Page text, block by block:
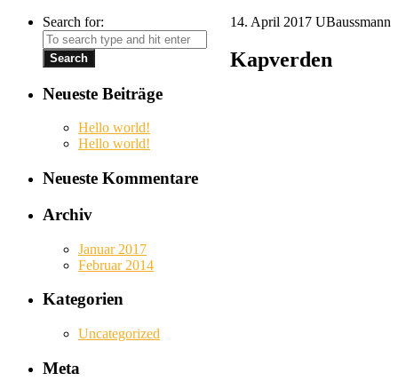
14. April 2017 UBaussmann
Kapverden
Search for:
Neueste Beiträge
Hello world!
Hello world!
Neueste Kommentare
Archiv
Januar 2017
Februar 2014
Kategorien
Uncategorized
Meta